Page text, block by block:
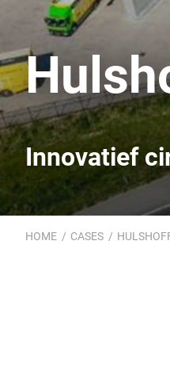
Innovatief
HOME CASES